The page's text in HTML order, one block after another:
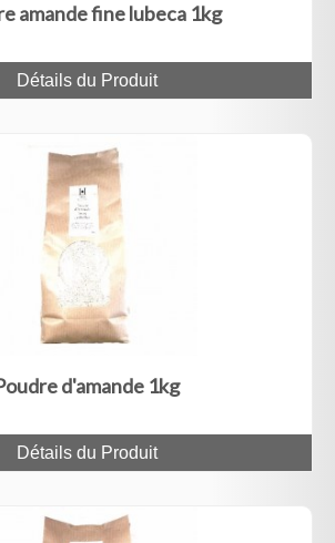
amande fine lubeca 1kg
Détails du Produit
d'amande 1kg
Détails du Produit